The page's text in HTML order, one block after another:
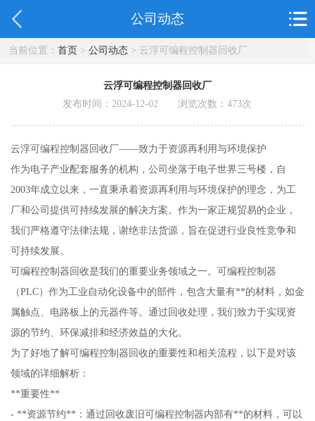
公司动态
当前位置： 首页> 公司动态> 云浮可编程控制器回收厂
云浮可编程控制器回收厂
发布时间：2024-12-02 浏览次数：473次
云浮可编程控制器回收厂——致力于资源再利用与环境保护
作为电子产业配套服务的机构，公司坐落于电子世界三号楼，自
2003年成立以来，一直秉承着资源再利用与环境保护的理念，为工
厂和公司提供可持续发展的解决方案。作为一家正规贸易的企业，
我们严格遵守法律法规，谢绝非法货源，旨在促进行业良性竞争和
可持续发展。
可编程控制器回收是我们的重要业务领域之一。可编程控制器
（PLC）作为工业自动化设备中的部件，包含大量有**的材料，如金
属触点、电路板上的元器件等。通过回收处理，我们致力于实现资
源的节约、环保减排和经济效益的大化。
为了好地了解可编程控制器回收的重要性和相关流程，以下是对该
领域的详细解析：
**重要性**
- **资源节约**：通过回收废旧可编程控制器内部有**的材料，可以